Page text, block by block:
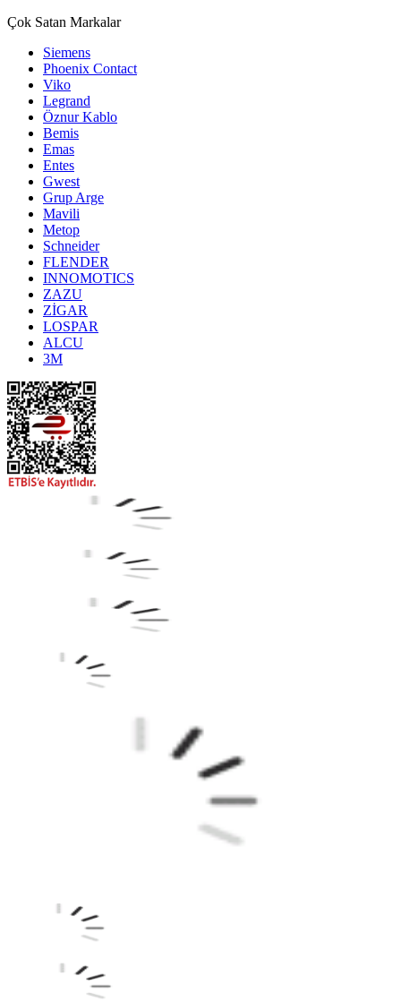
Çok Satan Markalar
Siemens
Phoenix Contact
Viko
Legrand
Öznur Kablo
Bemis
Emas
Entes
Gwest
Grup Arge
Mavili
Metop
Schneider
FLENDER
INNOMOTICS
ZAZU
ZİGAR
LOSPAR
ALCU
3M